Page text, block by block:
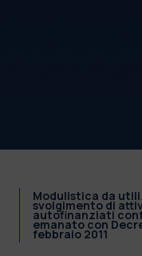
Modulistica da
svolgimento di
autofinanziati
emanato con
febbraio 2011